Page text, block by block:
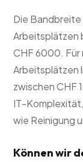
Die Bandbreite
Arbeitsplätzen
CHF 6000. Für
Arbeitsplätzen
zwischen CHF
IT-
wie Reinigung
Können wir